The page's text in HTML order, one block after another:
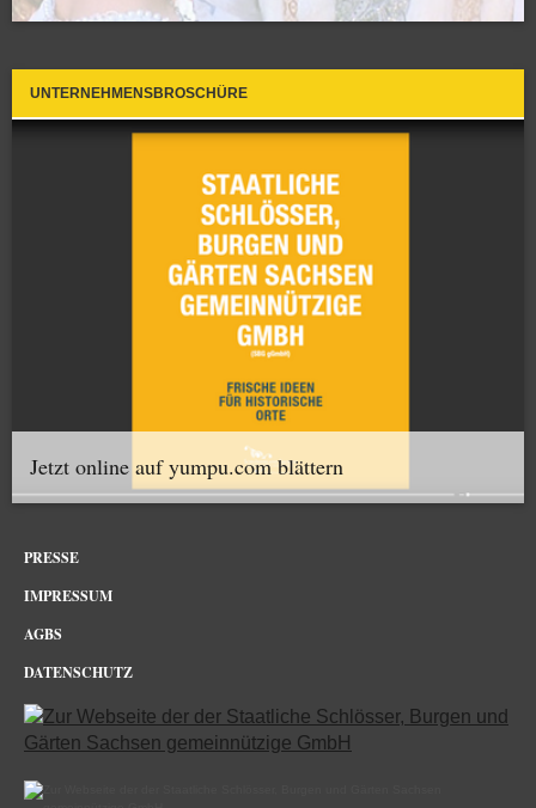
UNTERNEHMENSBROSCHÜRE
Jetzt online auf yumpu.com blättern
PRESSE
IMPRESSUM
AGBS
DATENSCHUTZ